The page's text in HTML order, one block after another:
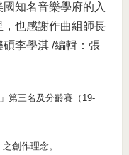
知名音樂學府的入
也感謝作曲組師長
李學淇 /編輯：張
第三名及分齡賽（19-
創作理念。